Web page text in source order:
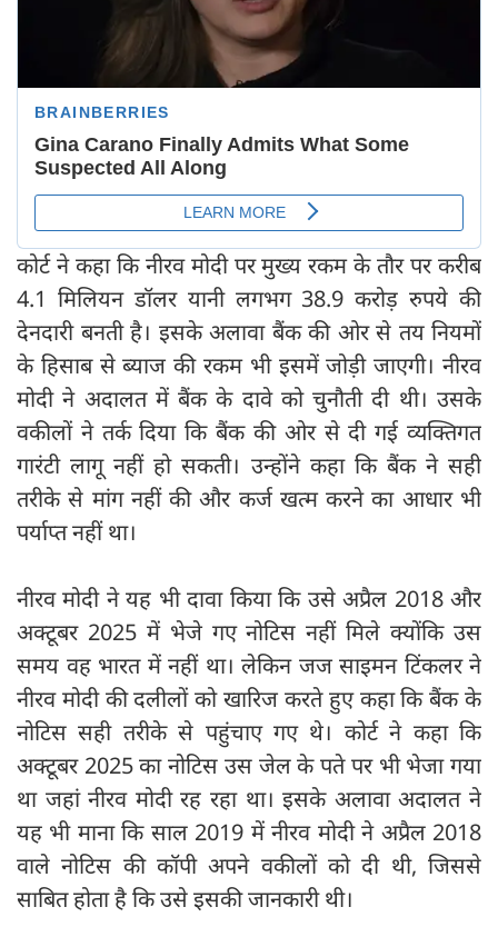
कोर्ट ने कहा कि नीरव मोदी पर मुख्य रकम के तौर पर करीब
4.1 मिलियन डॉलर यानी लगभग 38.9 करोड़ रुपये की
देनदारी बनती है। इसके अलावा बैंक की ओर से तय नियमों
के हिसाब से ब्याज की रकम भी इसमें जोड़ी जाएगी। नीरव
मोदी ने अदालत में बैंक के दावे को चुनौती दी थी। उसके
वकीलों ने तर्क दिया कि बैंक की ओर से दी गई व्यक्तिगत
गारंटी लागू नहीं हो सकती। उन्होंने कहा कि बैंक ने सही
तरीके से मांग नहीं की और कर्ज खत्म करने का आधार भी
पर्याप्त नहीं था।
नीरव मोदी ने यह भी दावा किया कि उसे अप्रैल 2018 और
अक्टूबर 2025 में भेजे गए नोटिस नहीं मिले क्योंकि उस
समय वह भारत में नहीं था। लेकिन जज साइमन टिंकलर ने
नीरव मोदी की दलीलों को खारिज करते हुए कहा कि बैंक के
नोटिस सही तरीके से पहुंचाए गए थे। कोर्ट ने कहा कि
अक्टूबर 2025 का नोटिस उस जेल के पते पर भी भेजा गया
था जहां नीरव मोदी रह रहा था। इसके अलावा अदालत ने
यह भी माना कि साल 2019 में नीरव मोदी ने अप्रैल 2018
वाले नोटिस की कॉपी अपने वकीलों को दी थी, जिससे
साबित होता है कि उसे इसकी जानकारी थी।